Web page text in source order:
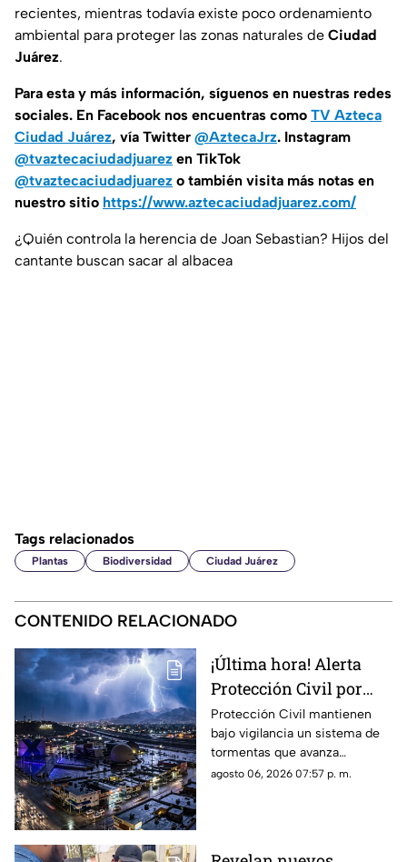
recientes, mientras todavía existe poco ordenamiento
ambiental para proteger las zonas naturales de Ciudad
Juárez.
Para esta y más información, síguenos en nuestras redes
sociales. En Facebook nos encuentras como TV Azteca
Ciudad Juárez, vía Twitter @AztecaJrz. Instagram
@tvaztecaciudadjuarez en TikTok
@tvaztecaciudadjuarez o también visita más notas en
nuestro sitio https://www.aztecaciudadjuarez.com/
¿Quién controla la herencia de Joan Sebastian? Hijos del
cantante buscan sacar al albacea
Tags relacionados
Plantas Biodiversidad Ciudad Juárez
CONTENIDO RELACIONADO
¡Última hora! Alerta
Protección Civil por
tormenta que se acerca
a Ciudad Juárez y El
Paso: piden extremar
precauciones
Protección Civil mantienen
bajo vigilancia un sistema de
tormentas que avanza
lentamente hacia el suroeste y
agosto 06, 2026 07:57 p. m.